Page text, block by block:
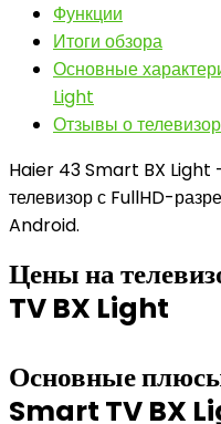
Функции
Итоги обзора
Основные
Light
Отзывы о
Haier 43 Smart BX
телевизор с FullHD-
Android.
Цены на
TV BX Light
Основные
Smart TV BX